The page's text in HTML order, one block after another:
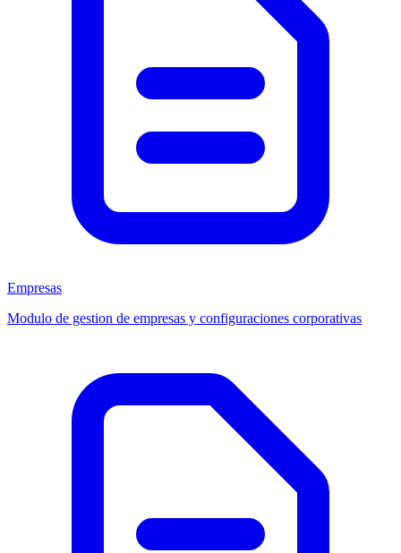
Empresas
Modulo de gestion de empresas y configuraciones corporativas